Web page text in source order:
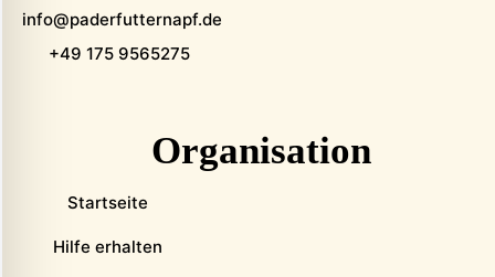
info@paderfutternapf.de
+49 175 9565275
Organisation
Startseite
Hilfe erhalten